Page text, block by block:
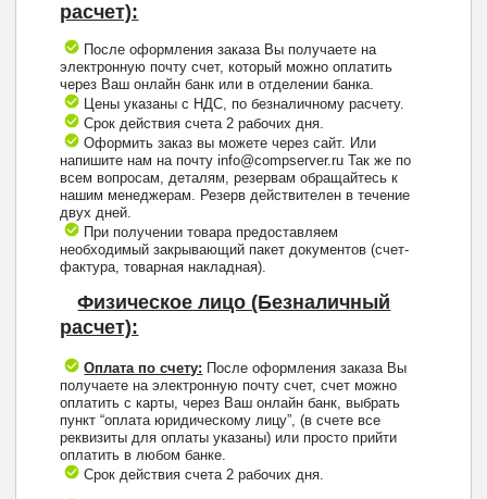
расчет):
После оформления заказа Вы получаете на
электронную почту счет, который можно оплатить
через Ваш онлайн банк или в отделении банка.
Цены указаны с НДС, по безналичному расчету.
Срок действия счета 2 рабочих дня.
Оформить заказ вы можете через сайт. Или
напишите нам на почту info@compserver.ru Так же по
всем вопросам, деталям, резервам обращайтесь к
нашим менеджерам. Резерв действителен в течение
двух дней.
При получении товара предоставляем
необходимый закрывающий пакет документов (счет-
фактура, товарная накладная).
Физическое лицо (Безналичный
расчет):
Оплата по счету: После оформления заказа Вы
получаете на электронную почту счет, счет можно
оплатить с карты, через Ваш онлайн банк, выбрать
пункт “оплата юридическому лицу”, (в счете все
реквизиты для оплаты указаны) или просто прийти
оплатить в любом банке.
Срок действия счета 2 рабочих дня.